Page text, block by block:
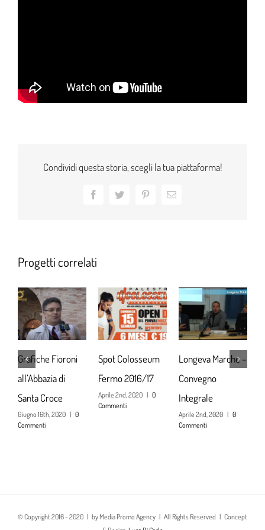
Condividi questa storia, scegli la tua piattaforma!
FacebookTwitter PinterestEmail
Progetti correlati
Grafiche Fioroni
all’Abbazia di
Santa Croce
Giugno 16th, 2020 | 0
Commenti
Spot Colosseum
Fermo 2016/17
Aprile 2nd, 2020 | 0
Commenti
Longeva Marche –
Convegno
Integrale
Aprile 2nd, 2020 | 0
Commenti
© Copyright 2016 - 2020 | by Media Promo Agency | All Rights Reserved | Concept